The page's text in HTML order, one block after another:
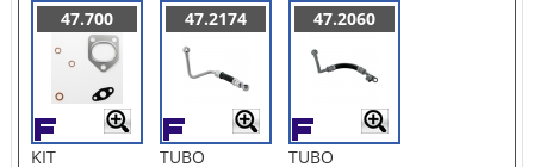
47.700
KIT
47.2174
TUBO
47.2060
TUBO